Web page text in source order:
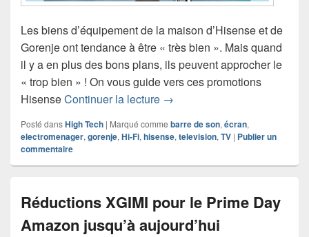
Les biens d’équipement de la maison d’Hisense et de
Gorenje ont tendance à être « très bien ». Mais quand
il y a en plus des bons plans, ils peuvent approcher le
« trop bien » ! On vous guide vers ces promotions
HisenseContinuer la lecture Promotions Hisense et
→
Posté dansHigh Tech | Marqué comme barre de son, écran,
electromenager, gorenje, Hi-Fi, hisense, television, TV | Publier un
commentaire
Réductions XGIMI pour le Prime Day
Amazon jusqu’à aujourd’hui